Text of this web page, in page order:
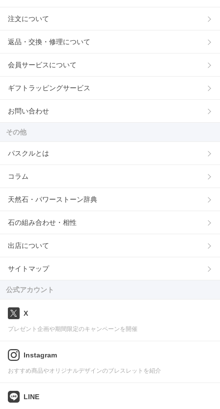
注文について
返品・交換・修理について
会員サービスについて
ギフトラッピングサービス
お問い合わせ
その他
パスクルとは
コラム
天然石・パワーストーン辞典
石の組み合わせ・相性
出店について
サイトマップ
公式アカウント
X
プレゼント企画や期間限定のキャンペーンを開催
Instagram
おすすめ商品やオリジナルデザインのブレスレットを紹介
LINE